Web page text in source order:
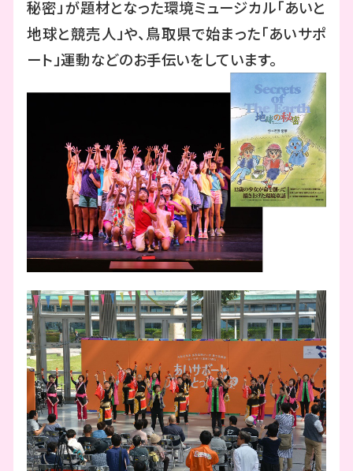
秘密」が題材となった環境ミュージカル「あいと
地球と競売人」や、鳥取県で始まった「あいサポ
ート」運動などのお手伝いをしています。